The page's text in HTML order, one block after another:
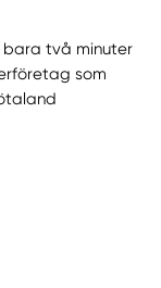
två minuter
som